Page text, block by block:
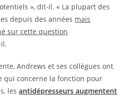
», dit-il. « La plupart des
depuis des années mais
sur cette question
Andrews et ses collègues ont
qui concerne la fonction pour
lesantidépresseurs augmentent